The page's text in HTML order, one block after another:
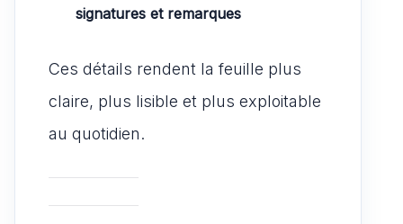
signatures et remarques
Ces détails rendent la feuille plus
claire, plus lisible et plus exploitable
au quotidien.